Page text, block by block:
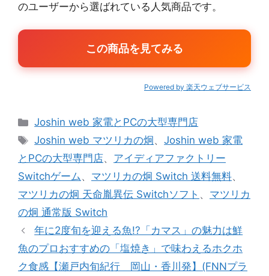
のユーザーから選ばれている人気商品です。
この商品を見てみる
Powered by 楽天ウェブサービス
カ
テ
リ
ー
Joshin web 家電とPCの大型専門店
タ
グ
Joshin web マツリカの炯、Joshin web 家電
とPCの大型専門店、 アイディアファクトリー
Switchゲーム、 マツリカの炯 Switch 送料無料、
マツリカの炯 天命胤異伝 Switchソフト 、 マツリカ
の炯 通常版 Switch
年に2度旬を迎える魚!?「カマス」の魅力は鮮
魚のプロおすすめの「塩焼き」で味わえるホクホ
ク食感【瀬戸内旬紀行 岡山・香川発】(FNNプラ